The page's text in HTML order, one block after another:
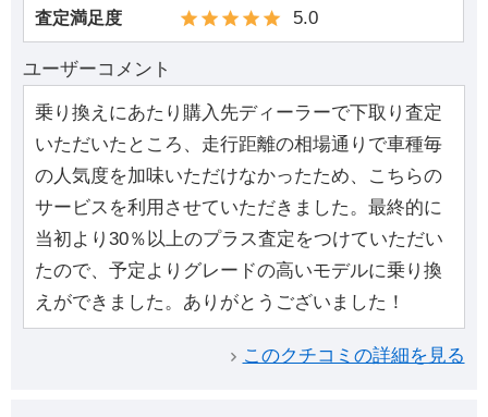
査定満足度 5.0
ユーザーコメント
乗り換えにあたり購入先ディーラーで下取り査定
いただいたところ、走行距離の相場通りで車種毎
の人気度を加味いただけなかったため、こちらの
サービスを利用させていただきました。最終的に
当初より30％以上のプラス査定をつけていただい
たので、予定よりグレードの高いモデルに乗り換
えができました。ありがとうございました！
このクチコミの詳細を見る